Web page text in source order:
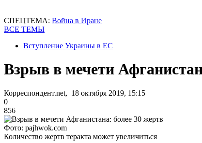
СПЕЦТЕМА: Война в Иране
ВСЕ ТЕМЫ
Вступление Украины в ЕС
Взрыв в мечети
Корреспондент.net, 18 октября 2019, 15:15
0
856
Фото: pajhwok.com
Количество жертв теракта может увеличиться